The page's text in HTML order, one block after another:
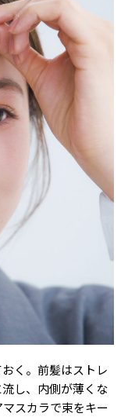
く。前髪はストレ
し、内側が薄くな
スカラで束をキー